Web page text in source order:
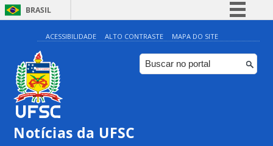
BRASIL
Simplifique!
Comunica BR
Participe
ACESSIBILIDADE ALTO CONTRASTE MAPA DO SITE
Notícias da UFSC